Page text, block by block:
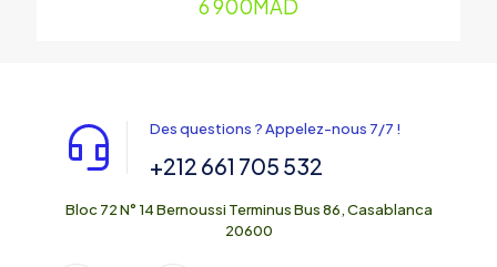
6 900MAD
Des questions ? Appelez-nous 7/7 !
+212 661 705 532
Bloc 72 N° 14 Bernoussi Terminus Bus 86, Casablanca
20600